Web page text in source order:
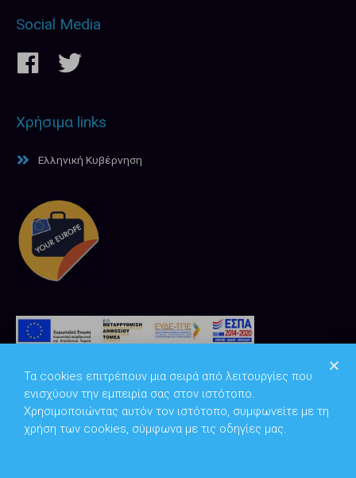
Social Media
Χρήσιμα links
Ελληνική Κυβέρνηση
Τα cookies επιτρέπουν μια σειρά από λειτουργίες που
ενισχύουν την εμπειρία σας στον ιστότοπο.
Χρησιμοποιώντας αυτόν τον ιστότοπο, συμφωνείτε με τη
χρήση των cookies, σύμφωνα με τις οδηγίες μας.